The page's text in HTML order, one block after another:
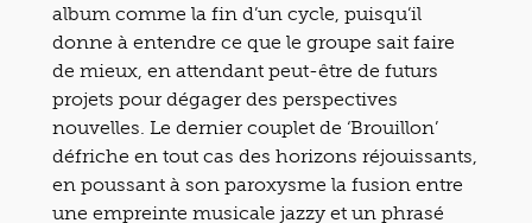
album comme la fin d’un cycle, puisqu’il
donne à entendre ce que le groupe sait faire
de mieux, en attendant peut-être de futurs
projets pour dégager des perspectives
nouvelles. Le dernier couplet de ‘Brouillon’
défriche en tout cas des horizons réjouissants,
en poussant à son paroxysme la fusion entre
une empreinte musicale jazzy et un phrasé